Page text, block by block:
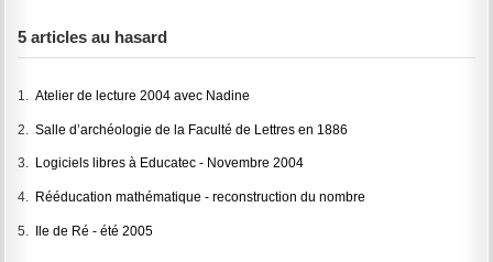
5 articles au hasard
1.Atelier de lecture 2004 avec Nadine
2.Salle d’archéologie de la Faculté de Lettres en 1886
3. Logiciels libres à Educatec - Novembre 2004
4. Rééducation mathématique - reconstruction du nombre
5. Ile de Ré - été 2005